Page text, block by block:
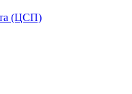
(ЦСП)